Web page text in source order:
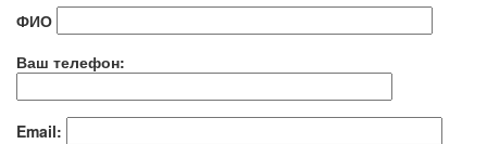
ФИО
Ваш телефон:
Email: